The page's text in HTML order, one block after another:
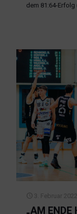
dem 81:64-
3. Februar 2022
„AM ENDE